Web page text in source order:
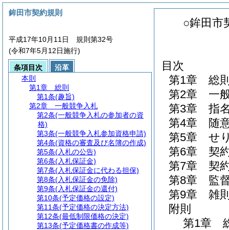
○鉾田市
目次
第1章
総
第2章
一
第3章
指
第4章
随
第5章
せ
第6章
契
第7章
契
第8章
監
第9章
雑
附則
第1章
鉾田市契約規則
平成17年10月11日 規則第32号
(令和7年5月12日施行)
条項目次
沿革
本則
第1章
総則
第1条(趣旨)
第2章
一般競争入札
第2条(一般競争入札の参加者の資
格)
第3条(一般競争入札参加資格申請)
第4条(資格の審査及び名簿の作成)
第5条(入札の公告)
第6条(入札保証金)
第7条(入札保証金に代わる担保)
第8条(入札保証金の免除)
第9条(入札保証金の還付)
第10条(予定価格の設定)
第11条(予定価格の決定方法)
第12条(最低制限価格の決定)
第13条(予定価格書の作成等)